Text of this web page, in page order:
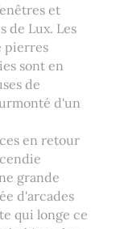
et
de Lux. Les
pierres
sont en
de
d'un
en retour
grande
d'arcades
qui longe ce